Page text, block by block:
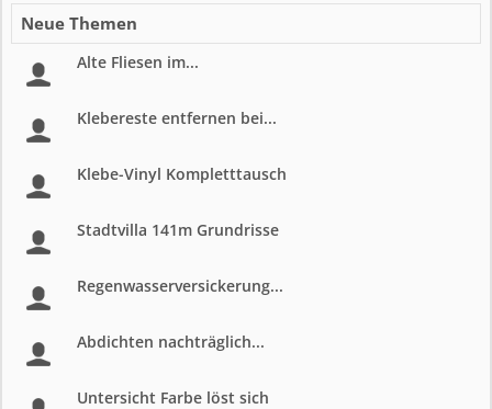
Neue Themen
Alte Fliesen im...
Klebereste entfernen bei...
Klebe-Vinyl Kompletttausch
Stadtvilla 141m Grundrisse
Regenwasserversickerung...
Abdichten nachträglich...
Untersicht Farbe löst sich